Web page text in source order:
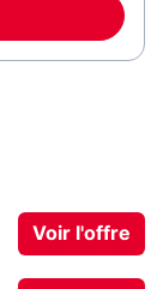
Voir l'offre